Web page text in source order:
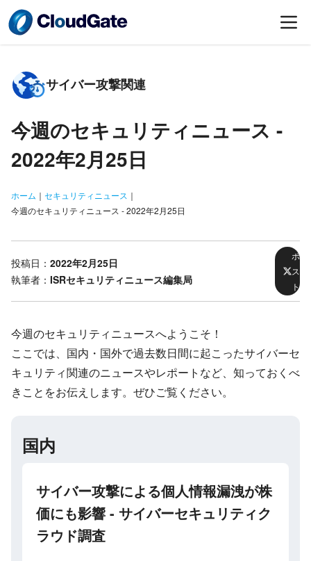
サイバー攻撃関連
今週のセキュリティニュース -
2022年2月25日
ホーム ｜ セキュリティニュース ｜
今週のセキュリティニュース - 2022年2月25日
投稿日： 2022年2月25日
執筆者： ISRセキュリティニュース編集局
ポ
ス
ト
今週のセキュリティニュースへようこそ！
ここでは、国内・国外で過去数日間に起こったサイバーセ
キュリティ関連のニュースやレポートなど、知っておくべ
きことをお伝えします。ぜひご覧ください。
国内
サイバー攻撃による個人情報漏洩が株
価にも影響 - サイバーセキュリティク
ラウド調査